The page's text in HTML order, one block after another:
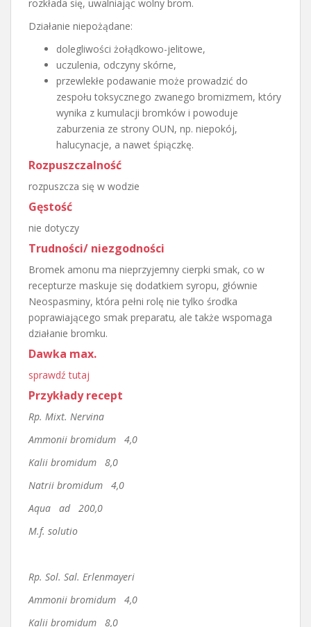
rozkłada się, uwalniając wolny brom.
Działanie niepożądane:
dolegliwości żołądkowo-jelitowe,
uczulenia, odczyny skórne,
przewlekłe podawanie może prowadzić do
zespołu toksycznego zwanego bromizmem, który
wynika z kumulacji bromków i powoduje
zaburzenia ze strony OUN, np. niepokój,
halucynacje, a nawet śpiączkę.
Rozpuszczalność
rozpuszcza się w wodzie
Gęstość
nie dotyczy
Trudności/ niezgodności
Bromek amonu ma nieprzyjemny cierpki smak, co w
recepturze maskuje się dodatkiem syropu, głównie
Neospasminy, która pełni rolę nie tylko środka
poprawiającego smak preparatu, ale także wspomaga
działanie bromku.
Dawka max.
sprawdź tutaj
Przykłady recept
Rp. Mixt. Nervina
Ammonii bromidum 4,0
Kalii bromidum 8,0
Natrii bromidum 4,0
Aqua ad 200,0
M.f. solutio
Rp. Sol. Sal. Erlenmayeri
Ammonii bromidum 4,0
Kalii bromidum 8,0